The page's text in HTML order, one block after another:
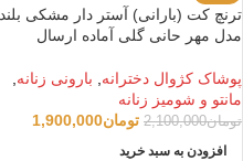
ترنچ کت (بارانی) آستر دار مشکی بلند
مدل مهر حانی گلی آماده ارسال
پوشاک کژوال دخترانه بارونی زنانه
مانتو و شومیز زنانه
تومان2,100,000 تومان1,900,000
افزودن به سبد خرید